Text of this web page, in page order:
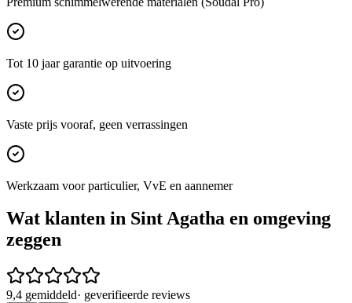
Tot 10 jaar garantie op uitvoering
Vaste prijs vooraf, geen verrassingen
Werkzaam voor particulier, VvE en aannemer
Wat klanten in Sint Agatha en omgeving
zeggen
9,4 gemiddeld· geverifieerde reviews